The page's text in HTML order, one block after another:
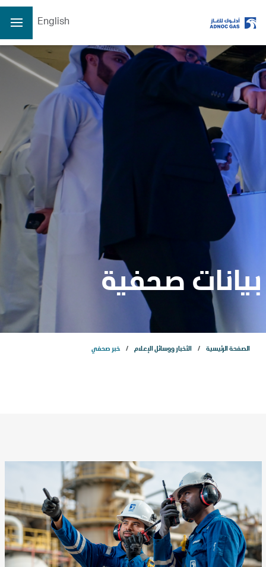
English
الصفحة الرئيسية
عن الشركة
عن الشركة
عملياتنا
مشاريعنا
الذكاء الاصطناعي
المركز الإعلامي
اتصل بنا
بيانات صحفية
الصفحة الرئيسية الأخبار ووسائل الإعلام خبر صحفي